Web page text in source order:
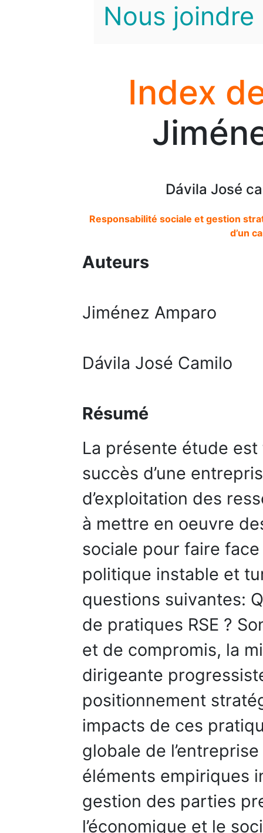
Nous joindre
Index
Dávila José
Responsabilité sociale et gestion
d’un
Auteurs
Jiménez Amparo
Dávila José Camilo
Résumé
La présente étude est
succès d’une
d’exploitation des
à mettre en oeuvre
sociale pour faire
politique instable et
questions suivantes:
de pratiques RSE ?
et de compromis, la
dirigeante
positionnement
impacts de ces
globale de
éléments empiriques
gestion des parties
l’économique et le